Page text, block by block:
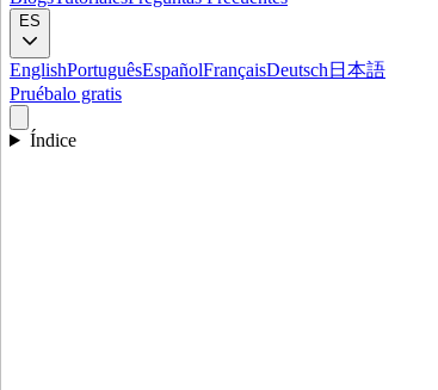
ES
EnglishPortuguêsEspañolFrançaisDeutsch 日本語
Pruébalo gratis
Índice